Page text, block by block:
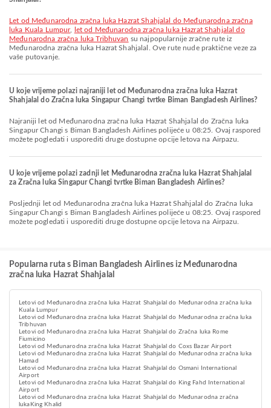
let od Međunarodna zračna luka Hazrat Shahjalal do Međunarodna zračna
luka Kuala Lumpur,
let od Međunarodna zračna luka Hazrat Shahjalal do
Međunarodna zračna luka Tribhuvan su najpopularnije zračne rute iz
Međunarodna zračna luka Hazrat Shahjalal. Ove rute nude praktične veze za
vaše putovanje.
U koje vrijeme polazi najraniji let od Međunarodna zračna luka Hazrat
Shahjalal do Zračna luka Singapur Changi tvrtke Biman Bangladesh Airlines?
Najraniji let od Međunarodna zračna luka Hazrat Shahjalal do Zračna luka
Singapur Changi s Biman Bangladesh Airlines polijeće u 08:25. Ovaj raspored
možete pogledati i usporediti druge dostupne opcije letova na Airpazu.
U koje vrijeme polazi zadnji let Međunarodna zračna luka Hazrat Shahjalal
za Zračna luka Singapur Changi tvrtke Biman Bangladesh Airlines?
Posljednji let od Međunarodna zračna luka Hazrat Shahjalal do Zračna luka
Singapur Changi s Biman Bangladesh Airlines polijeće u 08:25. Ovaj raspored
možete pogledati i usporediti druge dostupne opcije letova na Airpazu.
Popularna ruta s Biman Bangladesh Airlines iz Međunarodna
zračna luka Hazrat Shahjalal
Letovi od Međunarodna zračna luka Hazrat Shahjalal do Međunarodna zračna luka
Kuala Lumpur
Letovi od Međunarodna zračna luka Hazrat Shahjalal do Međunarodna zračna luka
Tribhuvan
Letovi od Međunarodna zračna luka Hazrat Shahjalal do Zračna luka Rome
Fiumicino
Letovi od Međunarodna zračna luka Hazrat Shahjalal do Coxs Bazar Airport
Letovi od Međunarodna zračna luka Hazrat Shahjalal do Međunarodna zračna luka
Hamad
Letovi od Međunarodna zračna luka Hazrat Shahjalal do Osmani International
Airport
Letovi od Međunarodna zračna luka Hazrat Shahjalal do King Fahd International
Airport
Letovi od Međunarodna zračna luka Hazrat Shahjalal do Međunarodna zračna
lukaKing Khalid